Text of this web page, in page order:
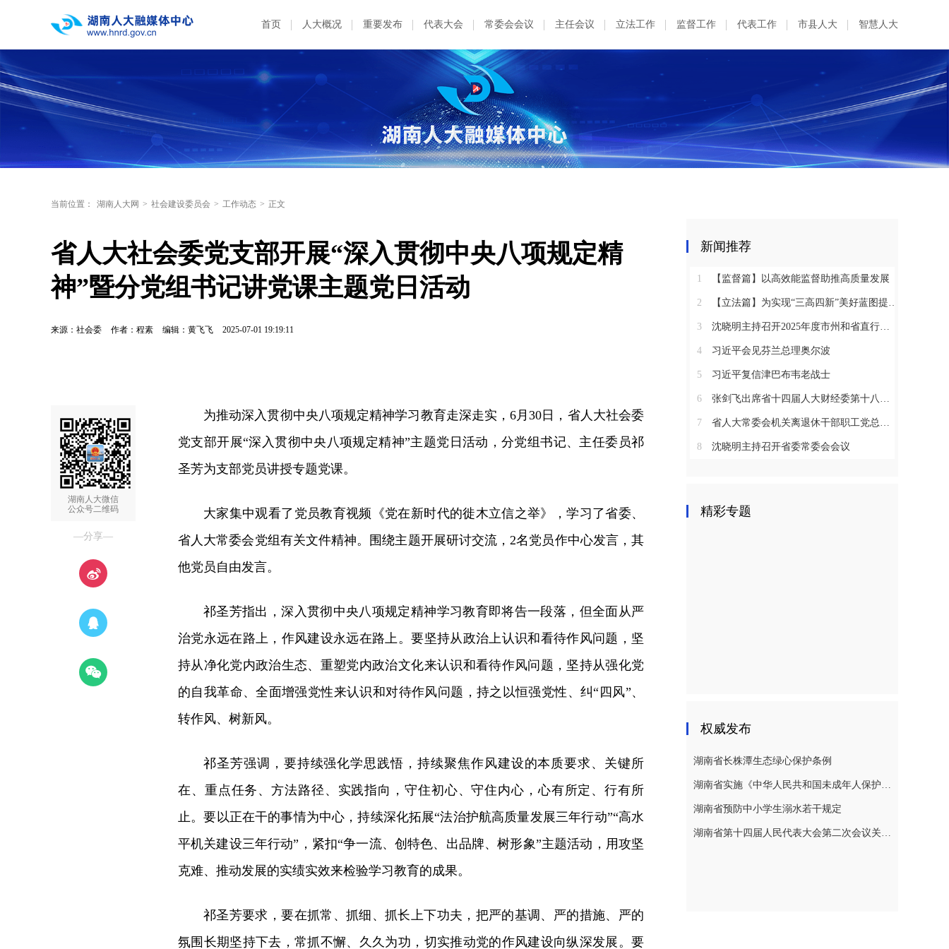
首页 人大概况 重要发布 代表大会 常委会会议 主任会议 立法工作 监督工作 代表工作 市县人大 智慧人大
当前位置： 湖南人大网 > 社会建设委员会 > 工作动态 > 正文
省人大社会委党支部开展“深入贯彻中央八项规定精
神”暨分党组书记讲党课主题党日活动
来源：社会委 作者：程素 编辑：黄飞飞 2025-07-01 19:19:11
湖南人大微信
公众号二维码
—分享—
为推动深入贯彻中央八项规定精神学习教育走深走实，6月30日，省人大社会委
党支部开展“深入贯彻中央八项规定精神”主题党日活动，分党组书记、主任委员祁
圣芳为支部党员讲授专题党课。
大家集中观看了党员教育视频《党在新时代的徙木立信之举》，学习了省委、
省人大常委会党组有关文件精神。围绕主题开展研讨交流，2名党员作中心发言，其
他党员自由发言。
祁圣芳指出，深入贯彻中央八项规定精神学习教育即将告一段落，但全面从严
治党永远在路上，作风建设永远在路上。要坚持从政治上认识和看待作风问题，坚
持从净化党内政治生态、重塑党内政治文化来认识和看待作风问题，坚持从强化党
的自我革命、全面增强党性来认识和对待作风问题，持之以恒强党性、纠“四风”、
转作风、树新风。
祁圣芳强调，要持续强化学思践悟，持续聚焦作风建设的本质要求、关键所
在、重点任务、方法路径、实践指向，守住初心、守住内心，心有所定、行有所
止。要以正在干的事情为中心，持续深化拓展“法治护航高质量发展三年行动”“高水
平机关建设三年行动”，紧扣“争一流、创特色、出品牌、树形象”主题活动，用攻坚
克难、推动发展的实绩实效来检验学习教育的成果。
祁圣芳要求，要在抓常、抓细、抓长上下功夫，把严的基调、严的措施、严的
氛围长期坚持下去，常抓不懈、久久为功，切实推动党的作风建设向纵深发展。要
新闻推荐
1 【监督篇】以高效能监督助推高质量发展
2 【立法篇】为实现“三高四新”美好蓝图提供坚实法治保障
3 沈晓明主持召开2025年度市州和省直行业系统党（工）委书记抓基层党建工作述职评议会议
4 习近平会见芬兰总理奥尔波
5 习近平复信津巴布韦老战士
6 张剑飞出席省十四届人大财经委第十八次全体会议
7 省人大常委会机关离退休干部职工党总支召开2025年度总结表彰大会
8 沈晓明主持召开省委常委会会议
精彩专题
权威发布
湖南省长株潭生态绿心保护条例
湖南省实施《中华人民共和国未成年人保护法》若干规定
湖南省预防中小学生溺水若干规定
湖南省第十四届人民代表大会第二次会议关于湖南省人民代表大会常务委员会工作报告的决议